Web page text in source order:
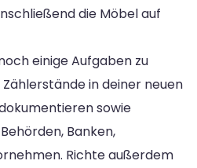
die Möbel auf
einige Aufgaben zu
in deiner neuen
sowie
Banken,
Richte außerdem